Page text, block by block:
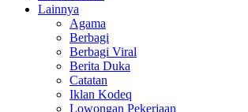
Lainnya
Agama
Berbagi
Berbagi Viral
Berita Duka
Catatan
Iklan Kodeq
Lowongan Pekerjaan